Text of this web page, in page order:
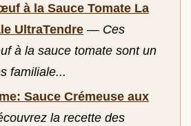
à la Sauce Tomate La
UltraTendre — Ces
à la sauce tomate sont un
familiale...
Sauce Crémeuse aux
la recette des